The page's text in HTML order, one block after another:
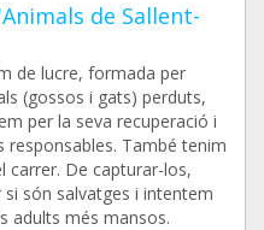
de Sallent-
de lucre, formada per
(gossos i gats) perduts,
per la seva recuperació i
També tenim
carrer. De capturar-los,
són salvatges i intentem
adults més mansos.